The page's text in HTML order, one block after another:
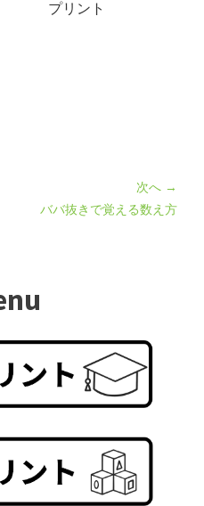
プリント
次へ →
ババ抜きで覚える数え方